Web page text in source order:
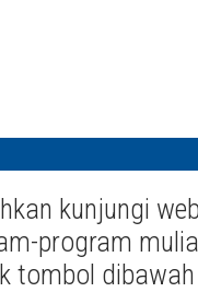
kunjungi
program
tombol dibawah
orang yang sholeh,
dia berdoa. Sudah 3 bulan
juga.